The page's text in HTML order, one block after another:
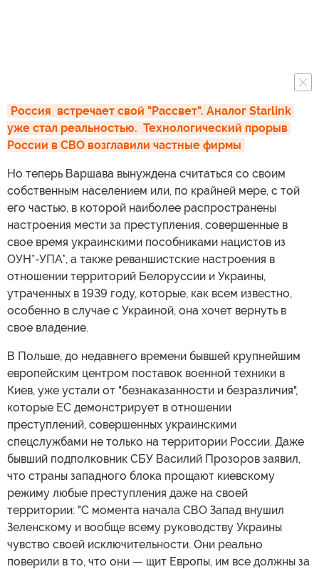
Россия  встречает свой "Рассвет". Аналог Starlink
уже стал реальностью.  Технологический прорыв
России в СВО возглавили частные фирмы
Но теперь Варшава вынуждена считаться со своим
собственным населением или, по крайней мере, с той
его частью, в которой наиболее распространены
настроения мести за преступления, совершенные в
свое время украинскими пособниками нацистов из
ОУН*-УПА*, а также реваншистские настроения в
отношении территорий Белоруссии и Украины,
утраченных в 1939 году, которые, как всем известно,
особенно в случае с Украиной, она хочет вернуть в
свое владение.
В Польше, до недавнего времени бывшей крупнейшим
европейским центром поставок военной техники в
Киев, уже устали от "безнаказанности и безразличия",
которые ЕС демонстрирует в отношении
преступлений, совершенных украинскими
спецслужбами не только на территории России. Даже
бывший подполковник СБУ Василий Прозоров заявил,
что страны западного блока прощают киевскому
режиму любые преступления даже на своей
территории: "С момента начала СВО Запад внушил
Зеленскому и вообще всему руководству Украины
чувство своей исключительности. Они реально
поверили в то, что они — щит Европы, им все должны за